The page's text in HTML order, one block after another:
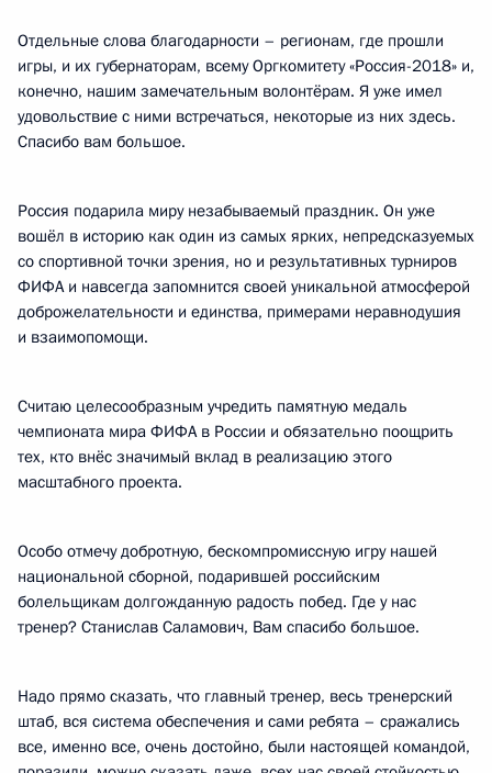
Отдельные слова благодарности – регионам, где прошли
игры, и их губернаторам, всему Оргкомитету «Россия-2018» и,
конечно, нашим замечательным волонтёрам. Я уже имел
удовольствие с ними встречаться, некоторые из них здесь.
Спасибо вам большое.
Россия подарила миру незабываемый праздник. Он уже
вошёл в историю как один из самых ярких, непредсказуемых
со спортивной точки зрения, но и результативных турниров
ФИФА и навсегда запомнится своей уникальной атмосферой
доброжелательности и единства, примерами неравнодушия
и взаимопомощи.
Считаю целесообразным учредить памятную медаль
чемпионата мира ФИФА в России и обязательно поощрить
тех, кто внёс значимый вклад в реализацию этого
масштабного проекта.
Особо отмечу добротную, бескомпромиссную игру нашей
национальной сборной, подарившей российским
болельщикам долгожданную радость побед. Где у нас
тренер? Станислав Саламович, Вам спасибо большое.
Надо прямо сказать, что главный тренер, весь тренерский
штаб, вся система обеспечения и сами ребята – сражались
все, именно все, очень достойно, были настоящей командой,